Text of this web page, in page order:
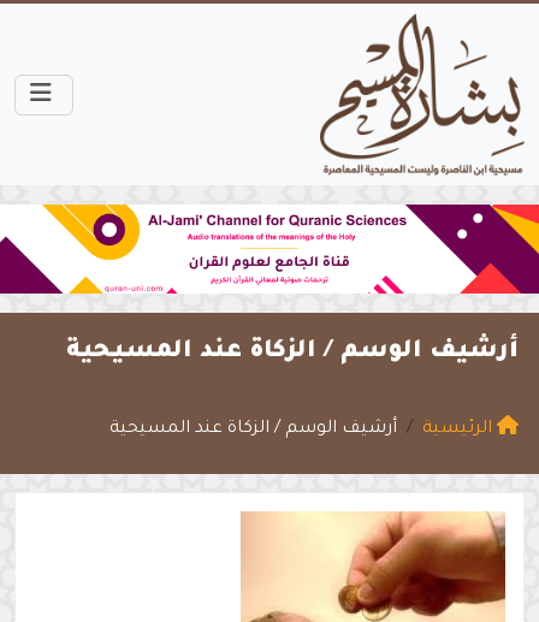
أرشيف الوسم / الزكاة عند المسيحية
الرئيسية أرشيف الوسم / الزكاة عند المسيحية